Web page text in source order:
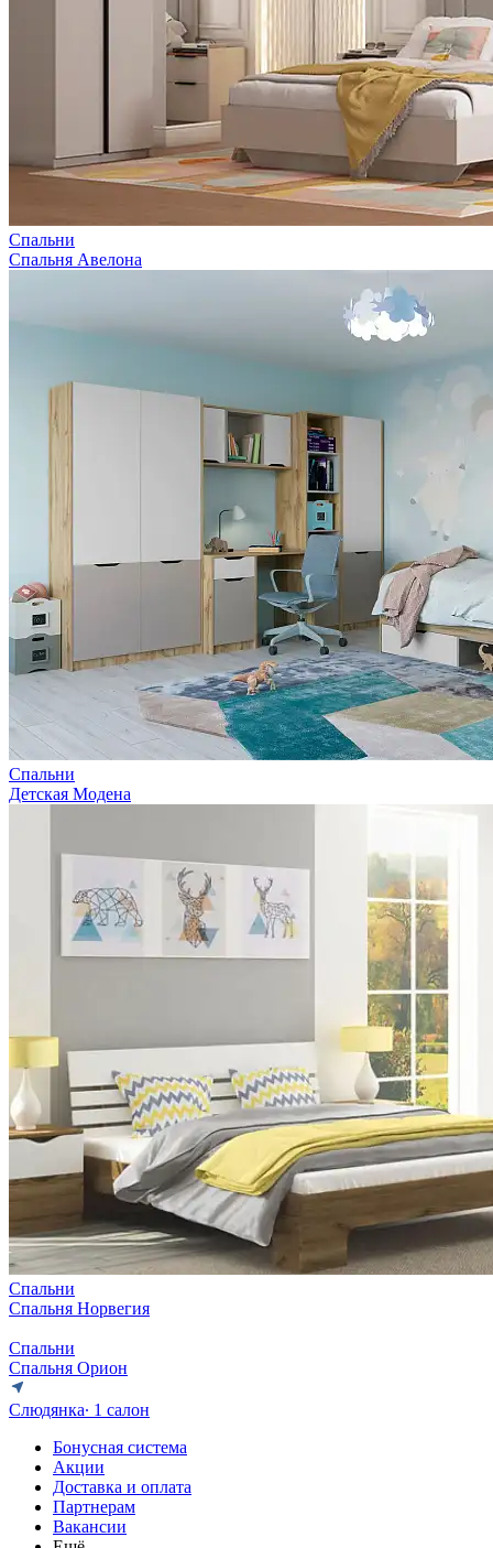
Спальни
Спальня Авелона
Спальни
Детская Модена
Спальни
Спальня Норвегия
Спальни
Спальня Орион
Слюдянка∙ 1 салон
Бонусная система
Акции
Доставка и оплата
Партнерам
Вакансии